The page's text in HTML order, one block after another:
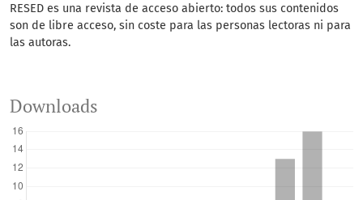
RESED es una revista de acceso abierto: todos sus contenidos
son de libre acceso, sin coste para las personas lectoras ni para
las autoras.
Downloads